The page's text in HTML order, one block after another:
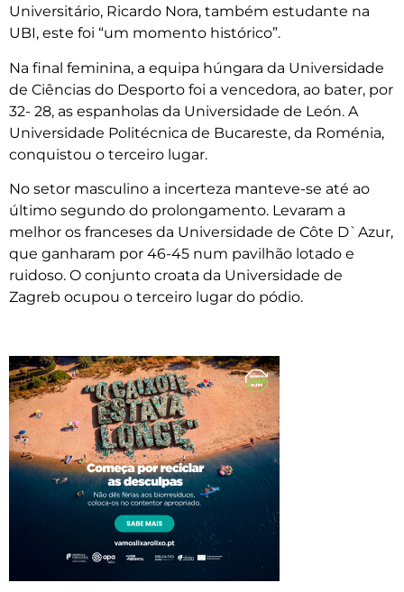
Universitário, Ricardo Nora, também estudante na
UBI, este foi “um momento histórico”.
Na final feminina, a equipa húngara da Universidade
de Ciências do Desporto foi a vencedora, ao bater, por
32- 28, as espanholas da Universidade de León. A
Universidade Politécnica de Bucareste, da Roménia,
conquistou o terceiro lugar.
No setor masculino a incerteza manteve-se até ao
último segundo do prolongamento. Levaram a
melhor os franceses da Universidade de Côte D`Azur,
que ganharam por 46-45 num pavilhão lotado e
ruidoso. O conjunto croata da Universidade de
Zagreb ocupou o terceiro lugar do pódio.